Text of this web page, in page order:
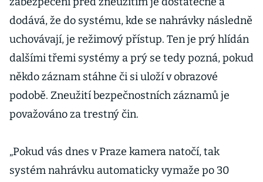
dodává, že do systému, kde se nahrávky následně
uchovávají, je režimový přístup. Ten je prý hlídán
dalšími třemi systémy a prý se tedy pozná, pokud
někdo záznam stáhne či si uloží v obrazové
podobě. Zneužití bezpečnostních záznamů je
považováno za trestný čin.
„Pokud vás dnes v Praze kamera natočí, tak
systém nahrávku automaticky vymaže po 30